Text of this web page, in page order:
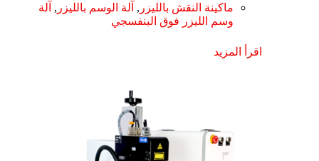
ماكينة النقش بالليزر , آلة الوسم بالليزر , آلة
وسم الليزر فوق البنفسجي
اقرأ المزيد